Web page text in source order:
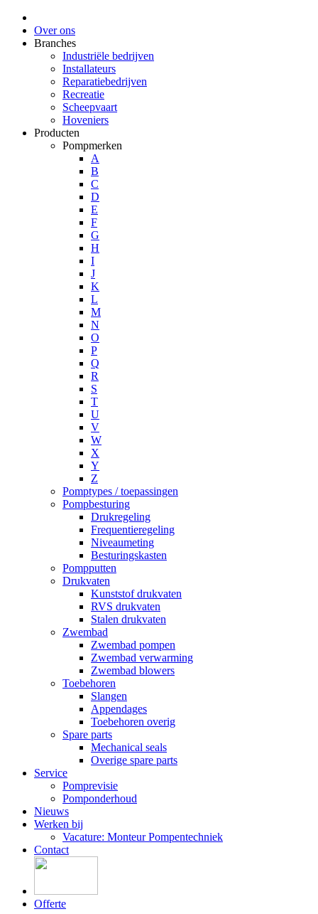
Over ons
Branches
Industriële bedrijven
Installateurs
Reparatiebedrijven
Recreatie
Scheepvaart
Hoveniers
Producten
Pompmerken
A
B
C
D
E
F
G
H
I
J
K
L
M
N
O
P
Q
R
S
T
U
V
W
X
Y
Z
Pomptypes / toepassingen
Pompbesturing
Drukregeling
Frequentieregeling
Niveaumeting
Besturingskasten
Pompputten
Drukvaten
Kunststof drukvaten
RVS drukvaten
Stalen drukvaten
Zwembad
Zwembad pompen
Zwembad verwarming
Zwembad blowers
Toebehoren
Slangen
Appendages
Toebehoren overig
Spare parts
Mechanical seals
Overige spare parts
Service
Pomprevisie
Pomponderhoud
Nieuws
Werken bij
Vacature: Monteur Pompentechniek
Contact
Offerte